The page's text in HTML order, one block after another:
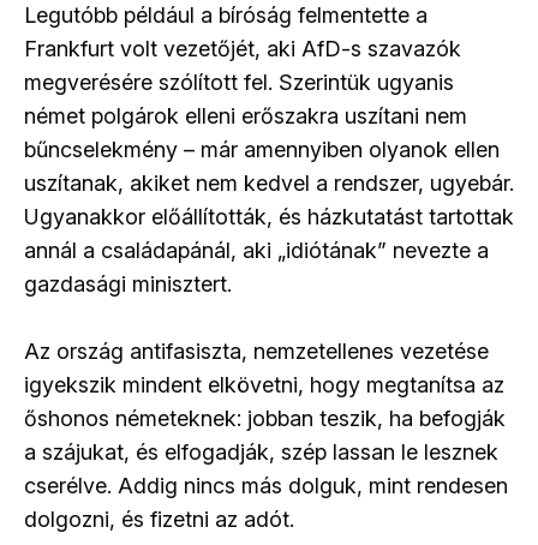
Legutóbb például a bíróság felmentette a
Frankfurt volt vezetőjét, aki AfD-s szavazók
megverésére szólított fel. Szerintük ugyanis
német polgárok elleni erőszakra uszítani nem
bűncselekmény – már amennyiben olyanok ellen
uszítanak, akiket nem kedvel a rendszer, ugyebár.
Ugyanakkor előállították, és házkutatást tartottak
annál a családapánál, aki „idiótának” nevezte a
gazdasági minisztert.
Az ország antifasiszta, nemzetellenes vezetése
igyekszik mindent elkövetni, hogy megtanítsa az
őshonos németeknek: jobban teszik, ha befogják
a szájukat, és elfogadják, szép lassan le lesznek
cserélve. Addig nincs más dolguk, mint rendesen
dolgozni, és fizetni az adót.